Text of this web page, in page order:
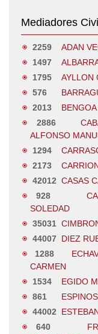
Mediadores
2259
ADAN
1497
1795
AYLLON
576
2013
2886
ALFONSO
1294
2173
42012 CASAS
928
SOLEDAD
35031
44007 DIEZ
1288
CARMEN
1534
EGIDO
861
44002
640